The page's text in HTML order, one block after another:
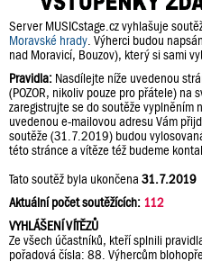
Server MUSICstage.cz vyhlašuje
Moravské hrady . Výherci budou
nad Moravicí, Bouzov), který si sami
Pravidla: Nasdílejte níže uvedenou
(POZOR, nikoliv pouze pro přátele) na
zaregistrujte se do soutěže vyplněním
uvedenou e-mailovou adresu Vám
soutěže (31.7.2019) budou
této stránce a vítěze též budeme
Tato soutěž byla ukončena 31.7.2019
Aktuální počet soutěžících: 112
VYHLÁŠENÍ VÍTĚZŮ
Ze všech účastníků, kteří splnili
pořadová čísla: 88. Výhercům